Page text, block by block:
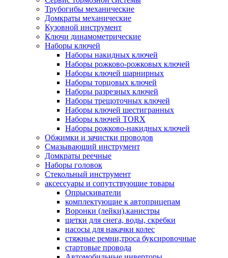
Трубогибы механические
Домкраты механические
Кузовной инструмент
Ключи динамометрические
Наборы ключей
Наборы накидных ключей
Наборы рожково-рожковых ключей
Наборы ключей шарнирных
Наборы торцовых ключей
Наборы разрезных ключей
Наборы трещоточных ключей
Наборы ключей шестигранных
Наборы ключей TORX
Наборы рожково-накидных ключей
Обжимки и зачистки проводов
Смазывающий инструмент
Домкраты реечные
Наборы головок
Стекольный инструмент
аксессуары и сопутствующие товары
Опрыскиватели
комплектующие к автоприцепам
Воронки (лейки),канистры
щетки для снега, воды, скребки
насосы для накачки колес
стяжные ремни,троса буксировочные
стартовые провода